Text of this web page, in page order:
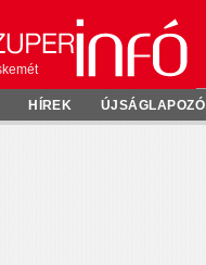
HÍREK ÚJSÁGLAPOZÓ